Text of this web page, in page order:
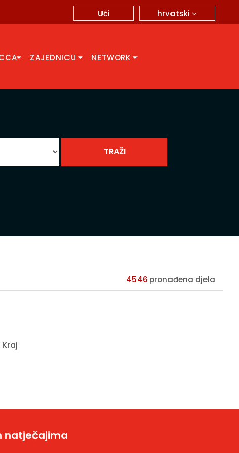
hrvatski
Ući
ZAJEDNICU NETWORK
4546 pronađena djela
Kraj
natječajima